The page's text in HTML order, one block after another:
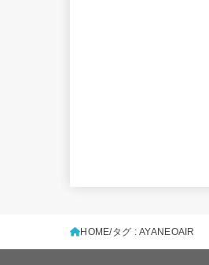
HOME タグ : AYANEOAIR